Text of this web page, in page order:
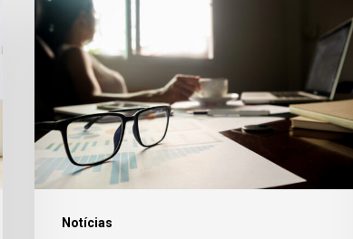
Notícias
documentos
cartório:
quando
ainda
é
exigida